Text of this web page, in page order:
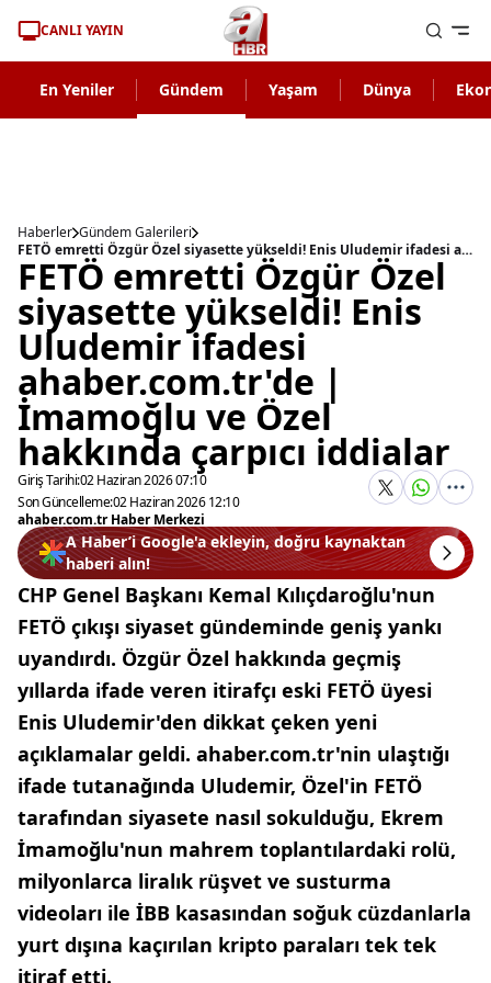
CANLI YAYIN
En Yeniler Gündem Yaşam Dünya
Haberler Gündem Galerileri
FETÖ emretti Özgür Özel siyasette yükseldi! Enis Uludemir ifadesi ahaber.com.tr'de | İmamoğlu ve Özel hakkında çarpıcı iddialar
FETÖ emretti Özgür Özel
siyasette yükseldi! Enis
Uludemir ifadesi
ahaber.com.tr'de |
İmamoğlu ve Özel
hakkında çarpıcı iddialar
Giriş Tarihi:02 Haziran 2026 07:10
Son Güncelleme:02 Haziran 2026 12:10
ahaber.com.tr Haber Merkezi
A Haber’i Google'a ekleyin, doğru kaynaktan
haberi alın!
CHP Genel Başkanı Kemal Kılıçdaroğlu'nun
FETÖ çıkışı siyaset gündeminde geniş yankı
uyandırdı. Özgür Özel hakkında geçmiş
yıllarda ifade veren itirafçı eski FETÖ üyesi
Enis Uludemir'den dikkat çeken yeni
açıklamalar geldi. ahaber.com.tr'nin ulaştığı
ifade tutanağında Uludemir, Özel'in FETÖ
tarafından siyasete nasıl sokulduğu, Ekrem
İmamoğlu'nun mahrem toplantılardaki rolü,
milyonlarca liralık rüşvet ve susturma
videoları ile İBB kasasından soğuk cüzdanlarla
yurt dışına kaçırılan kripto paraları tek tek
itiraf etti.